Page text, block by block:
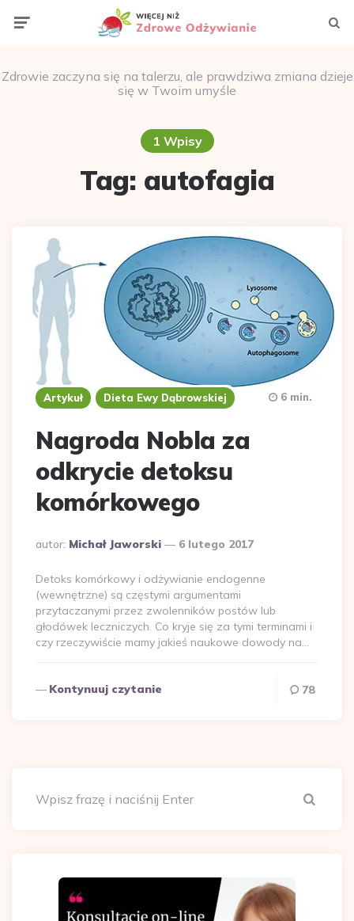
Zdrowie zaczyna się na talerzu, ale prawdziwa zmiana dzieje
się w Twoim umyśle
1 Wpisy
Tag: autofagia
Artykuł Dieta Ewy Dąbrowskiej
Nagroda Nobla za
odkrycie detoksu
komórkowego
Dodane
autor: Michał Jaworski 6 lutego 2017
6 min.
Detoks komórkowy i odżywianie endogenne
(wewnętrzne) są częstymi argumentami
przytaczanymi przez zwolenników postów lub
głodówek leczniczych. Co kryje się za tymi terminami i
czy rzeczywiście mamy jakieś naukowe dowody na…
Kontynuuj czytanie 78